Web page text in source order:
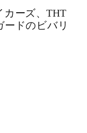
カーズ、THT
ードのビバリ